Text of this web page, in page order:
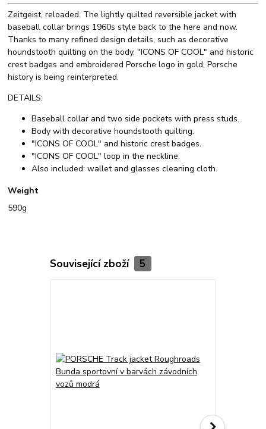
Zeitgeist, reloaded. The lightly quilted reversible jacket with
baseball collar brings 1960s style back to the here and now.
Thanks to many refined design details, such as decorative
houndstooth quilting on the body, "ICONS OF COOL" and historic
crest badges and embroidered Porsche logo in gold, Porsche
history is being reinterpreted.
DETAILS:
Baseball collar and two side pockets with press studs.
Body with decorative houndstooth quilting.
"ICONS OF COOL" and historic crest badges.
"ICONS OF COOL" loop in the neckline.
Also included: wallet and glasses cleaning cloth.
Weight
590g
Související zboží 5